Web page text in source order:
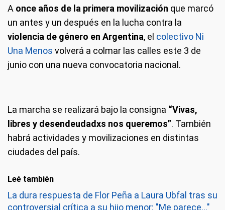
A once años de la primera movilización que marcó
un antes y un después en la lucha contra la
violencia de género en Argentina, el colectivo Ni
Una Menos volverá a colmar las calles este 3 de
junio con una nueva convocatoria nacional.
La marcha se realizará bajo la consigna “Vivas,
libres y desendeudadxs nos queremos”. También
habrá actividades y movilizaciones en distintas
ciudades del país.
Leé también
La dura respuesta de Flor Peña a Laura Ubfal tras su
controversial crítica a su hijo menor: "Me parece..."